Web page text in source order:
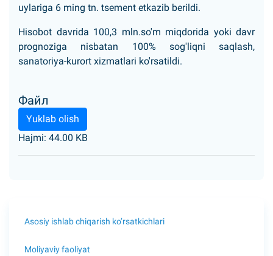
uylariga 6 ming tn. tsement etkazib berildi.
Hisobot davrida 100,3 mln.so'm miqdorida yoki davr
prognoziga nisbatan 100% sog'liqni saqlash,
sanatoriya-kurort xizmatlari ko'rsatildi.
Файл
Yuklab olish
Hajmi: 44.00 KB
Asosiy ishlab chiqarish ko’rsatkichlari
Moliyaviy faoliyat